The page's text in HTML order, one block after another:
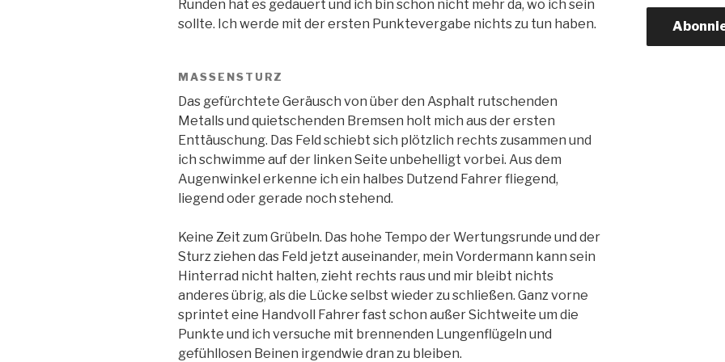
Runden hat es gedauert und ich bin schon nicht mehr da, wo ich sein
sollte. Ich werde mit der ersten Punktevergabe nichts zu tun haben.
MASSENSTURZ
Das gefürchtete Geräusch von über den Asphalt rutschenden
Metalls und quietschenden Bremsen holt mich aus der ersten
Enttäuschung. Das Feld schiebt sich plötzlich rechts zusammen und
ich schwimme auf der linken Seite unbehelligt vorbei. Aus dem
Augenwinkel erkenne ich ein halbes Dutzend Fahrer fliegend,
liegend oder gerade noch stehend.
Keine Zeit zum Grübeln. Das hohe Tempo der Wertungsrunde und der
Sturz ziehen das Feld jetzt auseinander, mein Vordermann kann sein
Hinterrad nicht halten, zieht rechts raus und mir bleibt nichts
anderes übrig, als die Lücke selbst wieder zu schließen. Ganz vorne
sprintet eine Handvoll Fahrer fast schon außer Sichtweite um die
Punkte und ich versuche mit brennenden Lungenflügeln und
gefühllosen Beinen irgendwie dran zu bleiben.